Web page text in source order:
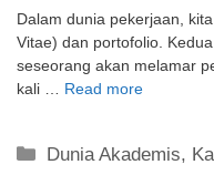
Dalam dunia pekerjaan,
Vitae) dan portofolio.
seseorang akan melamar
kali …
Read more
Kategori
Dunia Akademis,